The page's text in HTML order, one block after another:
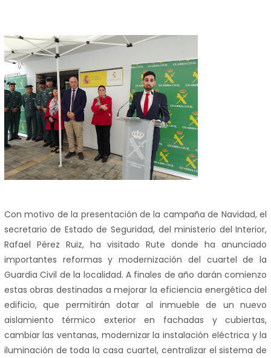
Con motivo de la presentación de la campaña de Navidad, el
secretario de Estado de Seguridad, del ministerio del Interior,
Rafael Pérez Ruiz, ha visitado Rute donde ha anunciado
importantes reformas y modernización del cuartel de la
Guardia Civil de la localidad. A finales de año darán comienzo
estas obras destinadas a mejorar la eficiencia energética del
edificio, que permitirán dotar al inmueble de un nuevo
aislamiento térmico exterior en fachadas y cubiertas,
cambiar las ventanas, modernizar la instalación eléctrica y la
iluminación de toda la casa cuartel, centralizar el sistema de